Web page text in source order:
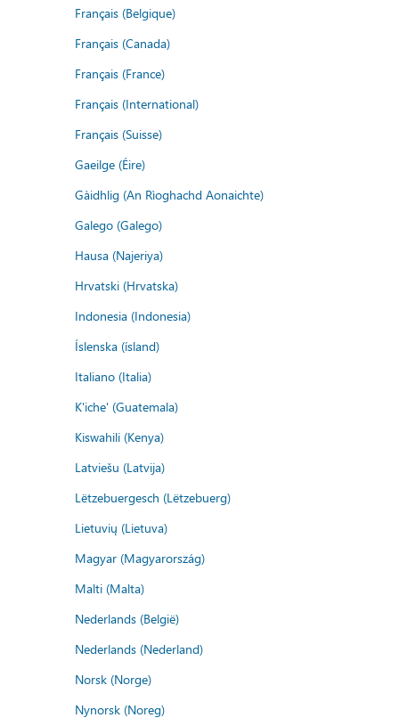
Français (Belgique)
Français (Canada)
Français (France)
Français (International)
Français (Suisse)
Gaeilge (Éire)
Gàidhlig (An Rìoghachd Aonaichte)
Galego (Galego)
Hausa (Najeriya)
Hrvatski (Hrvatska)
Indonesia (Indonesia)
Íslenska (ísland)
Italiano (Italia)
K'iche' (Guatemala)
Kiswahili (Kenya)
Latviešu (Latvija)
Lëtzebuergesch (Lëtzebuerg)
Lietuvių (Lietuva)
Magyar (Magyarország)
Malti (Malta)
Nederlands (België)
Nederlands (Nederland)
Norsk (Norge)
Nynorsk (Noreg)